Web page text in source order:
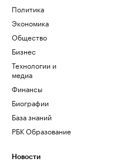
Политика
Экономика
Общество
Бизнес
Технологии и
медиа
Финансы
Биографии
База знаний
РБК Образование
Новости